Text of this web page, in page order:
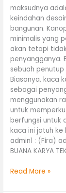
maksudnya
keindahan
bangunan.
minimalis yang
akan tetapi
penyangganya.
sebuah
Biasanya, kaca
sebagai
menggunakan
untuk
berfungsi untuk
kaca ini jatuh
admin1 : (Fira)
BUANA KARYA
Read More »